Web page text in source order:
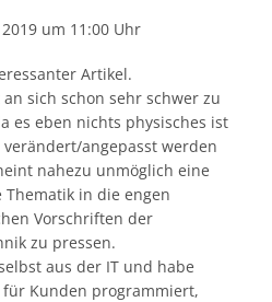
um 11:00 Uhr
Artikel.
sich schon sehr schwer zu
es eben nichts physisches ist
angepasst werden
nahezu unmöglich eine
Thematik in die engen
Vorschriften der
zu pressen.
aus der IT und habe
für Kunden programmiert,